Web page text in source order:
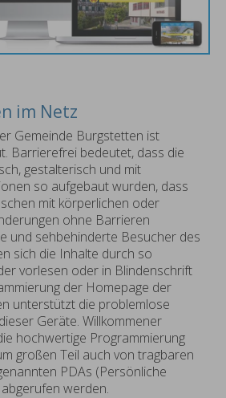
im Netz
Gemeinde Burgstetten ist
Barrierefrei bedeutet, dass die
gestalterisch und mit
so aufgebaut wurden, dass
mit körperlichen oder
ohne Barrieren
und sehbehinderte Besucher des
sich die Inhalte durch so
vorlesen oder in Blindenschrift
der Homepage der
unterstützt die problemlose
Geräte. Willkommener
hochwertige Programmierung
großen Teil auch von tragbaren
PDAs (Persönliche
werden.